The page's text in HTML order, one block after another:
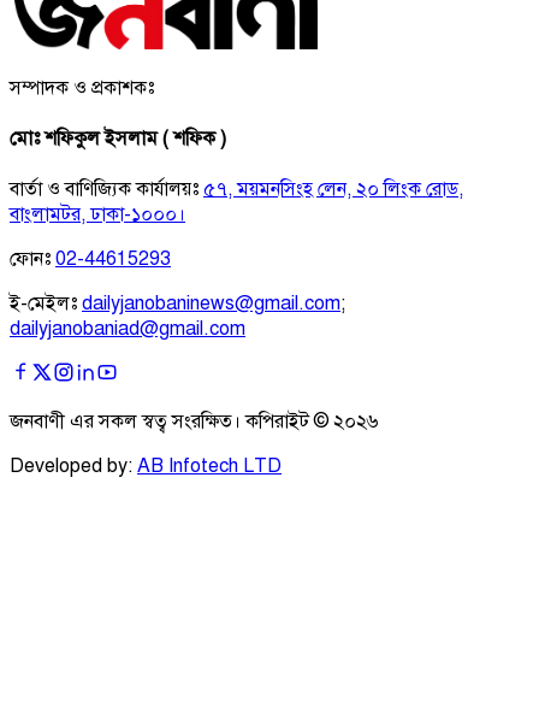
সম্পাদক ও প্রকাশকঃ
মোঃ শফিকুল ইসলাম ( শফিক )
বার্তা ও বাণিজ্যিক কার্যালয়ঃ ৫৭, ময়মনসিংহ লেন, ২০ লিংক রোড,
বাংলামটর, ঢাকা-১০০০।
ফোনঃ 02-44615293
ই-মেইলঃ dailyjanobaninews@gmail.com;
dailyjanobaniad@gmail.com
জনবাণী এর সকল স্বত্ব সংরক্ষিত। কপিরাইট © ২০২৬
Developed by: AB Infotech LTD